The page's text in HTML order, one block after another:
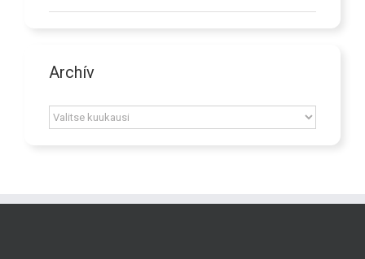
Archív
Archív